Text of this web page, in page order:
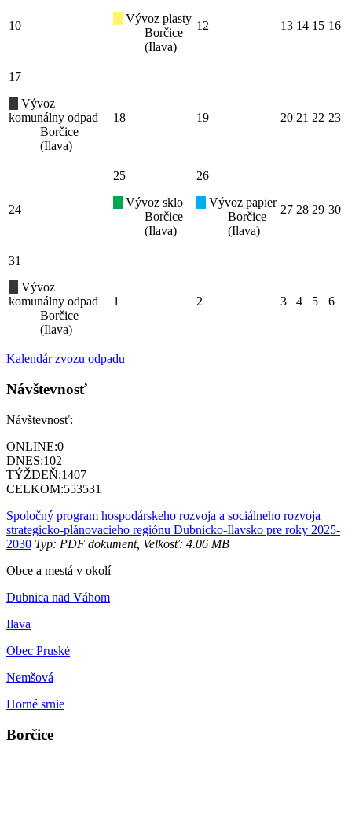
10
Vývoz plasty
Borčice
(Ilava)
12 13 14 15 16
17
Vývoz
komunálny odpad
Borčice
(Ilava)
18 19 20 21 22 23
24
25
Vývoz sklo
Borčice
(Ilava)
26
Vývoz papier
Borčice
(Ilava)
27 28 29 30
31
Vývoz
komunálny odpad
Borčice
(Ilava)
1 2 3 4 5 6
Kalendár zvozu odpadu
Návštevnosť
Návštevnosť:
ONLINE:0
DNES:102
TÝŽDEŇ:1407
CELKOM:553531
Spoločný program hospodárskeho rozvoja a sociálneho rozvoja
strategicko-plánovacieho regiónu Dubnicko-Ilavsko pre roky 2025-
2030 Typ: PDF dokument, Velkosť: 4.06 MB
Obce a mestá v okolí
Dubnica nad Váhom
Ilava
Obec Pruské
Nemšová
Horné srnie
Borčice